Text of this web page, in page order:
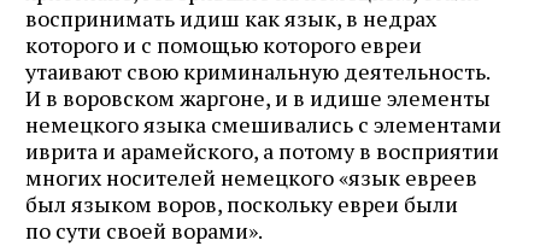
воспринимать идиш как язык, в недрах
которого и с помощью которого евреи
утаивают свою криминальную деятельность.
И в воровском жаргоне, и в идише элементы
немецкого языка смешивались с элементами
иврита и арамейского, а потому в восприятии
многих носителей немецкого «язык евреев
был языком воров, поскольку евреи были
по сути своей ворами».